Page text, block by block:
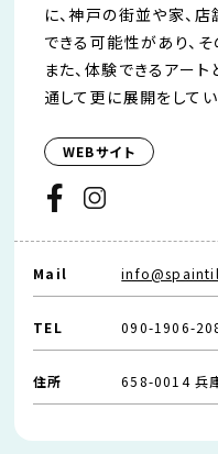
に、神戸の街並や家、
できる可能性があり、
また、体験できるアー
通して更に展開をしてい
WEBサイト
Mail
TEL 090-1906-
住所 658-0014 兵